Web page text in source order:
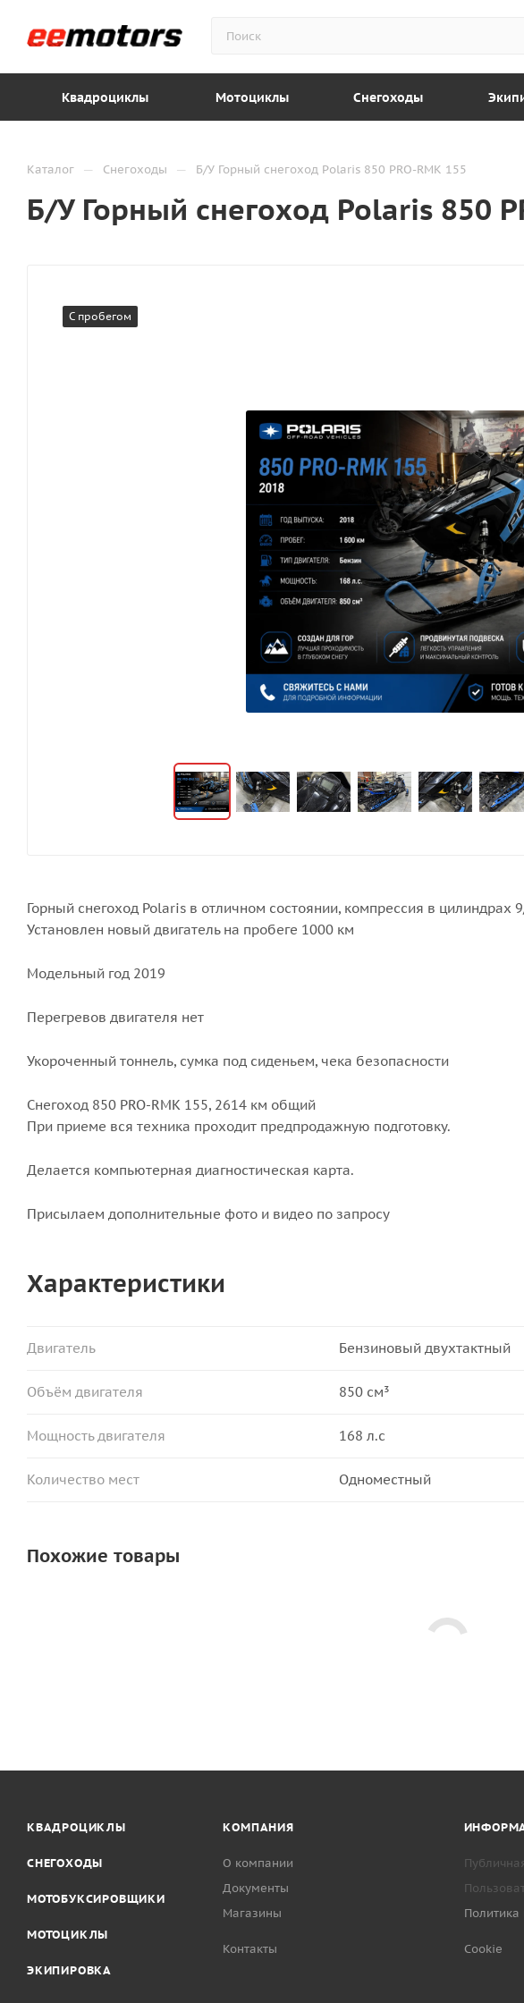
Квадроциклы Мотоциклы Снегоходы
Каталог — Снегоходы — Б/У Горный снегоход Polaris 850 PRO-RMK 155
Б/У Горный снегоход Polaris 850
С пробегом
Горный снегоход Polaris в отличном состоянии, компрессия в цилиндрах
Установлен новый двигатель на пробеге 1000 км
Модельный год 2019
Перегревов двигателя нет
Укороченный тоннель, сумка под сиденьем, чека безопасности
Снегоход 850 PRO-RMK 155, 2614 км общий
При приеме вся техника проходит предпродажную подготовку.
Делается компьютерная диагностическая карта.
Присылаем дополнительные фото и видео по запросу
Характеристики
Двигатель Бензиновый двухтактный
Объём двигателя 850 см³
Мощность двигателя 168 л.с
Количество мест Одноместный
Похожие товары
КВАДРОЦИКЛЫ
СНЕГОХОДЫ
МОТОБУКСИРОВЩИКИ
МОТОЦИКЛЫ
ЭКИПИРОВКА
КОМПАНИЯ
О компании
Документы
Магазины
Контакты
Политика
Cookie